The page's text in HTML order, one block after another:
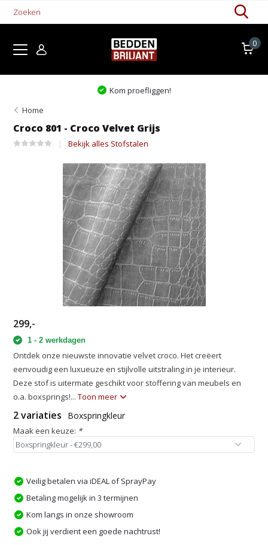
0
Kom proefliggen!
Home
Croco 801 - Croco Velvet Grijs
Bekijk alles Stofstalen
299,-
1 - 2 werkdagen
Ontdek onze nieuwste innovatie velvet croco. Het creëert
eenvoudig een luxueuze en stijlvolle uitstraling in je interieur.
Deze stof is uitermate geschikt voor stoffering van meubels en
o.a. boxsprings!...Toon meer
2 variaties Boxspringkleur
Maak een keuze: *
Veilig betalen via iDEAL of SprayPay
Betaling mogelijk in 3 termijnen
Kom langs in onze showroom
Ook jij verdient een goede nachtrust!